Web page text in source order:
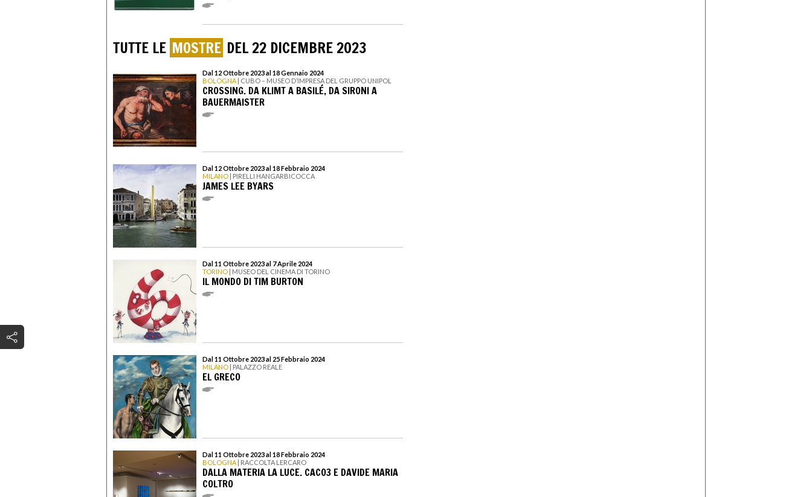
TUTTE LE MOSTRE DEL 22 DICEMBRE 2023
Dal 12 Ottobre 2023 al 18 Gennaio 2024
BOLOGNA | CUBO – MUSEO D’IMPRESA DEL GRUPPO UNIPOL
CROSSING. DA KLIMT A BASILÉ, DA SIRONI A
BAUERMAISTER
Dal 12 Ottobre 2023 al 18 Febbraio 2024
MILANO | PIRELLI HANGARBICOCCA
JAMES LEE BYARS
Dal 11 Ottobre 2023 al 7 Aprile 2024
TORINO | MUSEO DEL CINEMA DI TORINO
IL MONDO DI TIM BURTON
Dal 11 Ottobre 2023 al 25 Febbraio 2024
MILANO | PALAZZO REALE
EL GRECO
Dal 11 Ottobre 2023 al 18 Febbraio 2024
BOLOGNA | RACCOLTA LERCARO
DALLA MATERIA LA LUCE. CACO3 E DAVIDE MARIA
COLTRO